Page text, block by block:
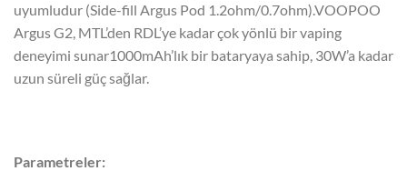
uyumludur (Side-fill Argus Pod 1.2ohm/0.7ohm).VOOPOO
Argus G2, MTL’den RDL’ye kadar çok yönlü bir vaping
deneyimi sunar1000mAh’lık bir bataryaya sahip, 30W’a kadar
uzun süreli güç sağlar.
Parametreler: